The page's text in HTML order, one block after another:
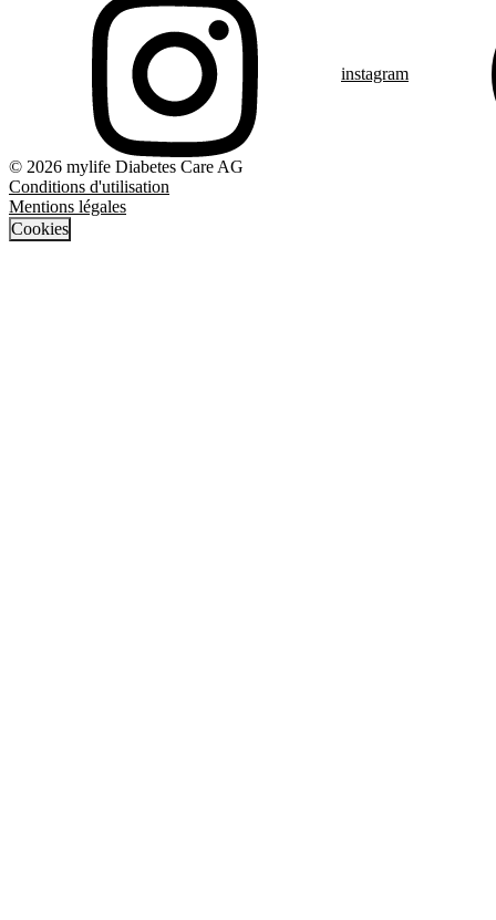
instagram
© 2026 mylife Diabetes Care AG
Conditions d'utilisation
Mentions légales
Cookies